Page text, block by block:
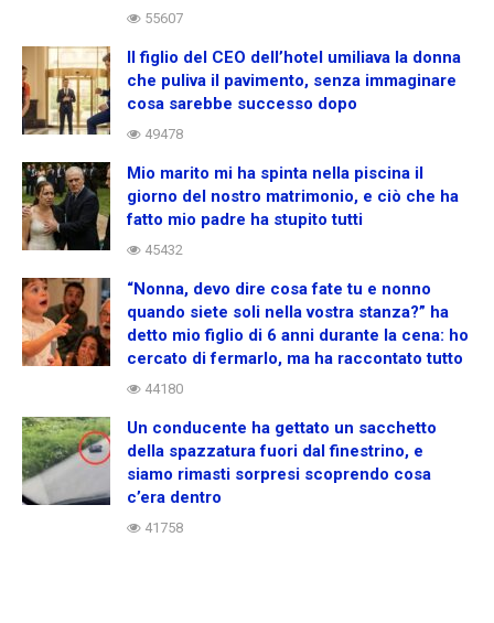
55607
Il figlio del CEO dell’hotel umiliava la donna
che puliva il pavimento, senza immaginare
cosa sarebbe successo dopo
49478
Mio marito mi ha spinta nella piscina il
giorno del nostro matrimonio, e ciò che ha
fatto mio padre ha stupito tutti
45432
“Nonna, devo dire cosa fate tu e nonno
quando siete soli nella vostra stanza?” ha
detto mio figlio di 6 anni durante la cena: ho
cercato di fermarlo, ma ha raccontato tutto
44180
Un conducente ha gettato un sacchetto
della spazzatura fuori dal finestrino, e
siamo rimasti sorpresi scoprendo cosa
c’era dentro
41758